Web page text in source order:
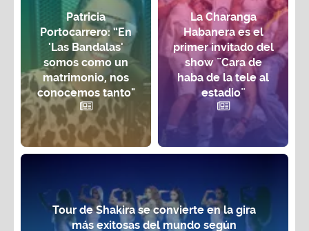
Patricia
Portocarrero: “En
'Las Bandalas'
somos como un
matrimonio, nos
conocemos tanto"
La Charanga
Habanera es el
primer invitado del
show ¨Cara de
haba de la tele al
estadio¨
Tour de Shakira se convierte en la gira
más exitosas del mundo según